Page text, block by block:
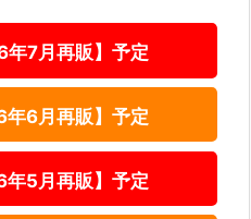
7月再販】予定
6月再販】予定
5月再販】予定